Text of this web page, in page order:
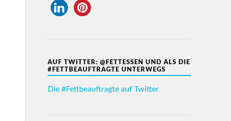
AUF TWITTER: @FETTESSEN UND ALS DIE
#FETTBEAUFTRAGTE UNTERWEGS
Die #Fettbeauftragte auf Twitter